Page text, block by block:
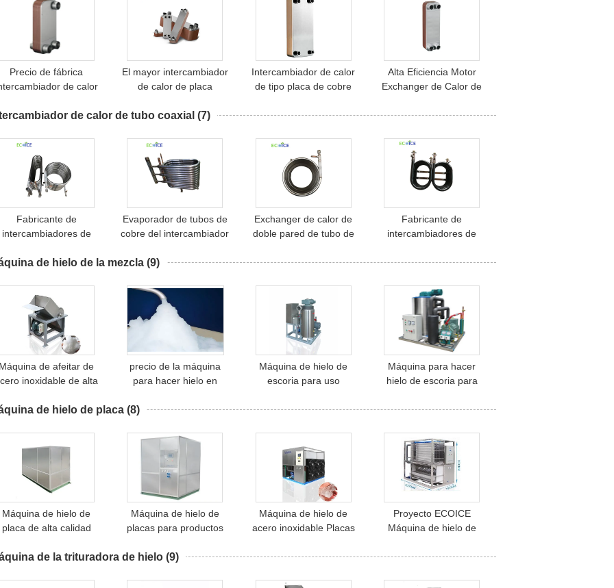
Precio de fábrica
de calor
soldado para
con buena calidad bajo
precio
El mayor intercambiador
de calor de placa
personalizado utilizado
buena calidad bajo
precio
Intercambiador de calor
de tipo placa de cobre
Intercambiador de calor
bajo precio
Alta Eficiencia Motor
Exchanger de Calor de
Customizado Usado en
calidad bajo precio
de calor de tubo coaxial (7)
Fabricante de
intercambiadores de
cobre en espiral para
agua calefacción y
refrigeración de agua
Evaporador de tubos de
cobre del intercambiador
evaporador de enfriador
Exchanger de calor de
doble pared de tubo de
intercambiador de 10 Kw
Fabricante de
intercambiadores de
cobre en espiral para
aire acondicionado aire a
agua calefacción y
refrigeración de agua
de hielo de la mezcla (9)
Máquina de afeitar de
inoxidable de alta
precio de la máquina
para hacer hielo en
para hacer hielo en
Scotsman
Máquina de hielo de
escoria para uso
Máquina para hacer
hielo de escoria para
de mar máquina de hielo
toneladas
de hielo de placa (8)
Máquina de hielo de
placa de alta calidad
Máquina de hielo de
placas para productos
Máquina de hielo de
acero inoxidable Placas
adecuadas para el
pescado
Proyecto ECOICE
Máquina de hielo de
de la trituradora de hielo (9)